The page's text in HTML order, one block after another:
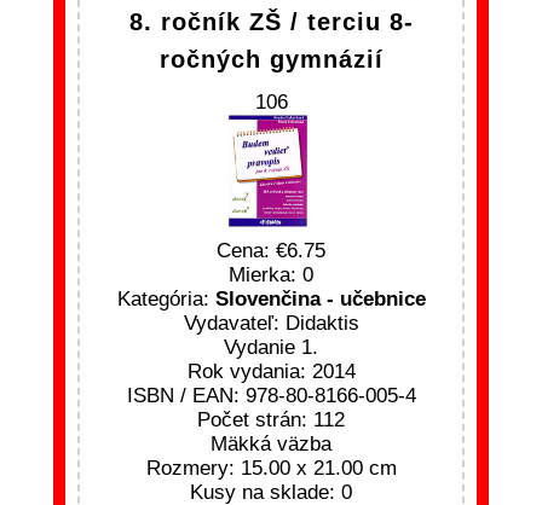
8. ročník ZŠ / terciu 8-
ročných gymnázií
106
Cena:
6.75
Mierka: 0
Kategória: Slovenčina - učebnice
Vydavateľ: Didaktis
Vydanie 1.
Rok vydania: 2014
ISBN / EAN: 978-80-8166-005-4
Počet strán: 112
Mäkká väzba
Rozmery: 15.00 x 21.00 cm
Kusy na sklade: 0